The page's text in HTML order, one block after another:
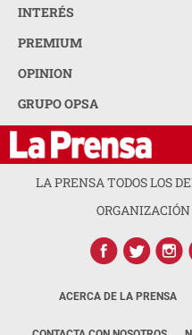
INTERÉS
PREMIUM
OPINION
GRUPO OPSA
LA PRENSA TODOS LOS
ACERCA DE LA PRENSA